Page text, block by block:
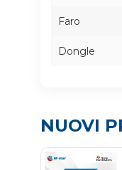
Faro
Dongle
NUOVI